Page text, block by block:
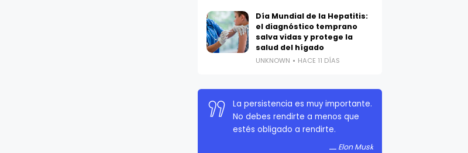
Día Mundial de la Hepatitis:
el diagnóstico temprano
salva vidas y protege la
salud del hígado
UNKNOWN HACE 11 DÍAS
La persistencia es muy importante.
No debes rendirte a menos que
estés obligado a rendirte.
Elon Musk